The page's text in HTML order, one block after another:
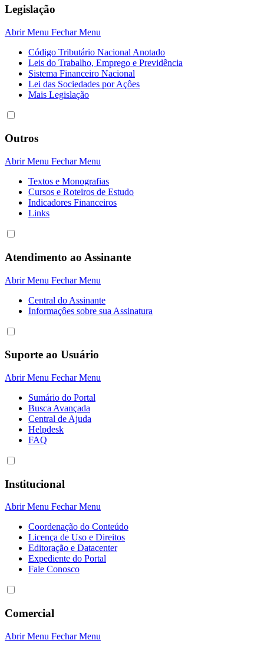
Legislação
Abrir Menu Fechar Menu
Código Tributário Nacional Anotado
Leis do Trabalho, Emprego e Previdência
Sistema Financeiro Nacional
Lei das Sociedades por Açôes
Mais Legislação
Outros
Abrir Menu Fechar Menu
Textos e Monografias
Cursos e Roteiros de Estudo
Indicadores Financeiros
Links
Atendimento ao Assinante
Abrir Menu Fechar Menu
Central do Assinante
Informaçôes sobre sua Assinatura
Suporte ao Usuário
Abrir Menu Fechar Menu
Sumário do Portal
Busca Avançada
Central de Ajuda
Helpdesk
FAQ
Institucional
Abrir Menu Fechar Menu
Coordenação do Conteúdo
Licença de Uso e Direitos
Editoração e Datacenter
Expediente do Portal
Fale Conosco
Comercial
Abrir Menu Fechar Menu